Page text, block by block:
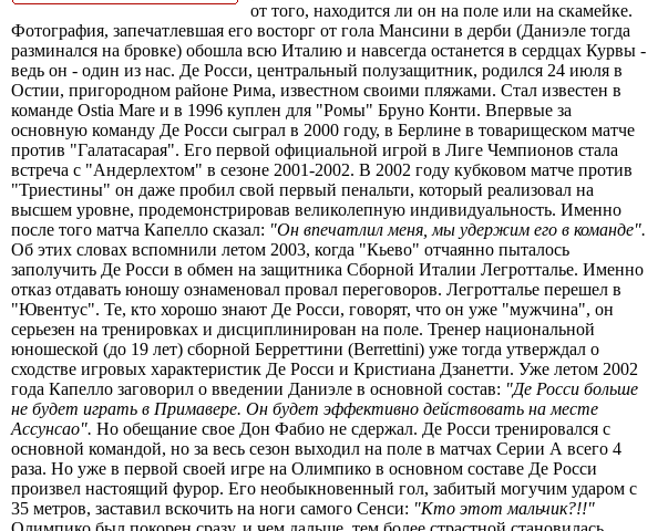
от того, находится ли он на поле или на скамейке.
Фотография, запечатлевшая его восторг от гола Мансини в дерби (Даниэле тогда
разминался на бровке) обошла всю Италию и навсегда останется в сердцах Курвы -
ведь он - один из нас. Де Росси, центральный полузащитник, родился 24 июля в
Остии, пригородном районе Рима, известном своими пляжами. Стал известен в
команде Ostia Mare и в 1996 куплен для "Ромы" Бруно Конти. Впервые за
основную команду Де Росси сыграл в 2000 году, в Берлине в товарищеском матче
против "Галатасарая". Его первой официальной игрой в Лиге Чемпионов стала
встреча с "Андерлехтом" в сезоне 2001-2002. В 2002 году кубковом матче против
"Триестины" он даже пробил свой первый пенальти, который реализовал на
высшем уровне, продемонстрировав великолепную индивидуальность. Именно
после того матча Капелло сказал: "Он впечатлил меня, мы удержим его в команде".
Об этих словах вспомнили летом 2003, когда "Кьево" отчаянно пыталось
заполучить Де Росси в обмен на защитника Сборной Италии Легротталье. Именно
отказ отдавать юношу ознаменовал провал переговоров. Легротталье перешел в
"Ювентус". Те, кто хорошо знают Де Росси, говорят, что он уже "мужчина", он
серьезен на тренировках и дисциплинирован на поле. Тренер национальной
юношеской (до 19 лет) сборной Берреттини (Berrettini) уже тогда утверждал о
сходстве игровых характеристик Де Росси и Кристиана Дзанетти. Уже летом 2002
года Капелло заговорил о введении Даниэле в основной состав: "Де Росси больше
не будет играть в Примавере. Он будет эффективно действовать на месте
Ассунсао". Но обещание свое Дон Фабио не сдержал. Де Росси тренировался с
основной командой, но за весь сезон выходил на поле в матчах Серии А всего 4
раза. Но уже в первой своей игре на Олимпико в основном составе Де Росси
произвел настоящий фурор. Его необыкновенный гол, забитый могучим ударом с
35 метров, заставил вскочить на ноги самого Сенси: "Кто этот мальчик?!!"